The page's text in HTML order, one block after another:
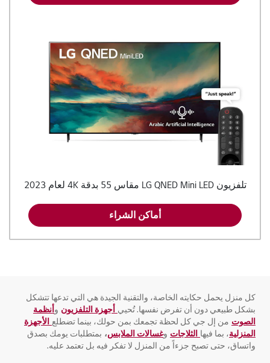
تلفزيون LG QNED Mini LED مقاس 55 بدقة 4K لعام 2023
أماكن الشراء
كل منزل يحمل حكايته الخاصة، والتقنية الجيدة هي التي تدعها تتشكل
بشكل طبيعي دون أن تفرض نفسها. تُحيي أجهزة التلفزيون و أنظمة
الصوت من إل جي كل لحظة تجمعك بمن حولك، بينما تضطلع الأجهزة
المنزلية، بما فيها الثلاجات وغسالات الملابس، بمتطلبات يومك بصدق
واتساق، حتى تصبح جزءاً من المنزل لا تفكر فيه بل تعتمد عليه.